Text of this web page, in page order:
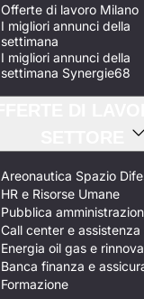
Offerte di lavoro Milano
I migliori annunci della
settimana
I migliori annunci della
settimana Synergie68
Areonautica Spazio
HR e Risorse Umane
Pubblica
Call center e assistenza
Energia oil gas e
Banca finanza e
Formazione